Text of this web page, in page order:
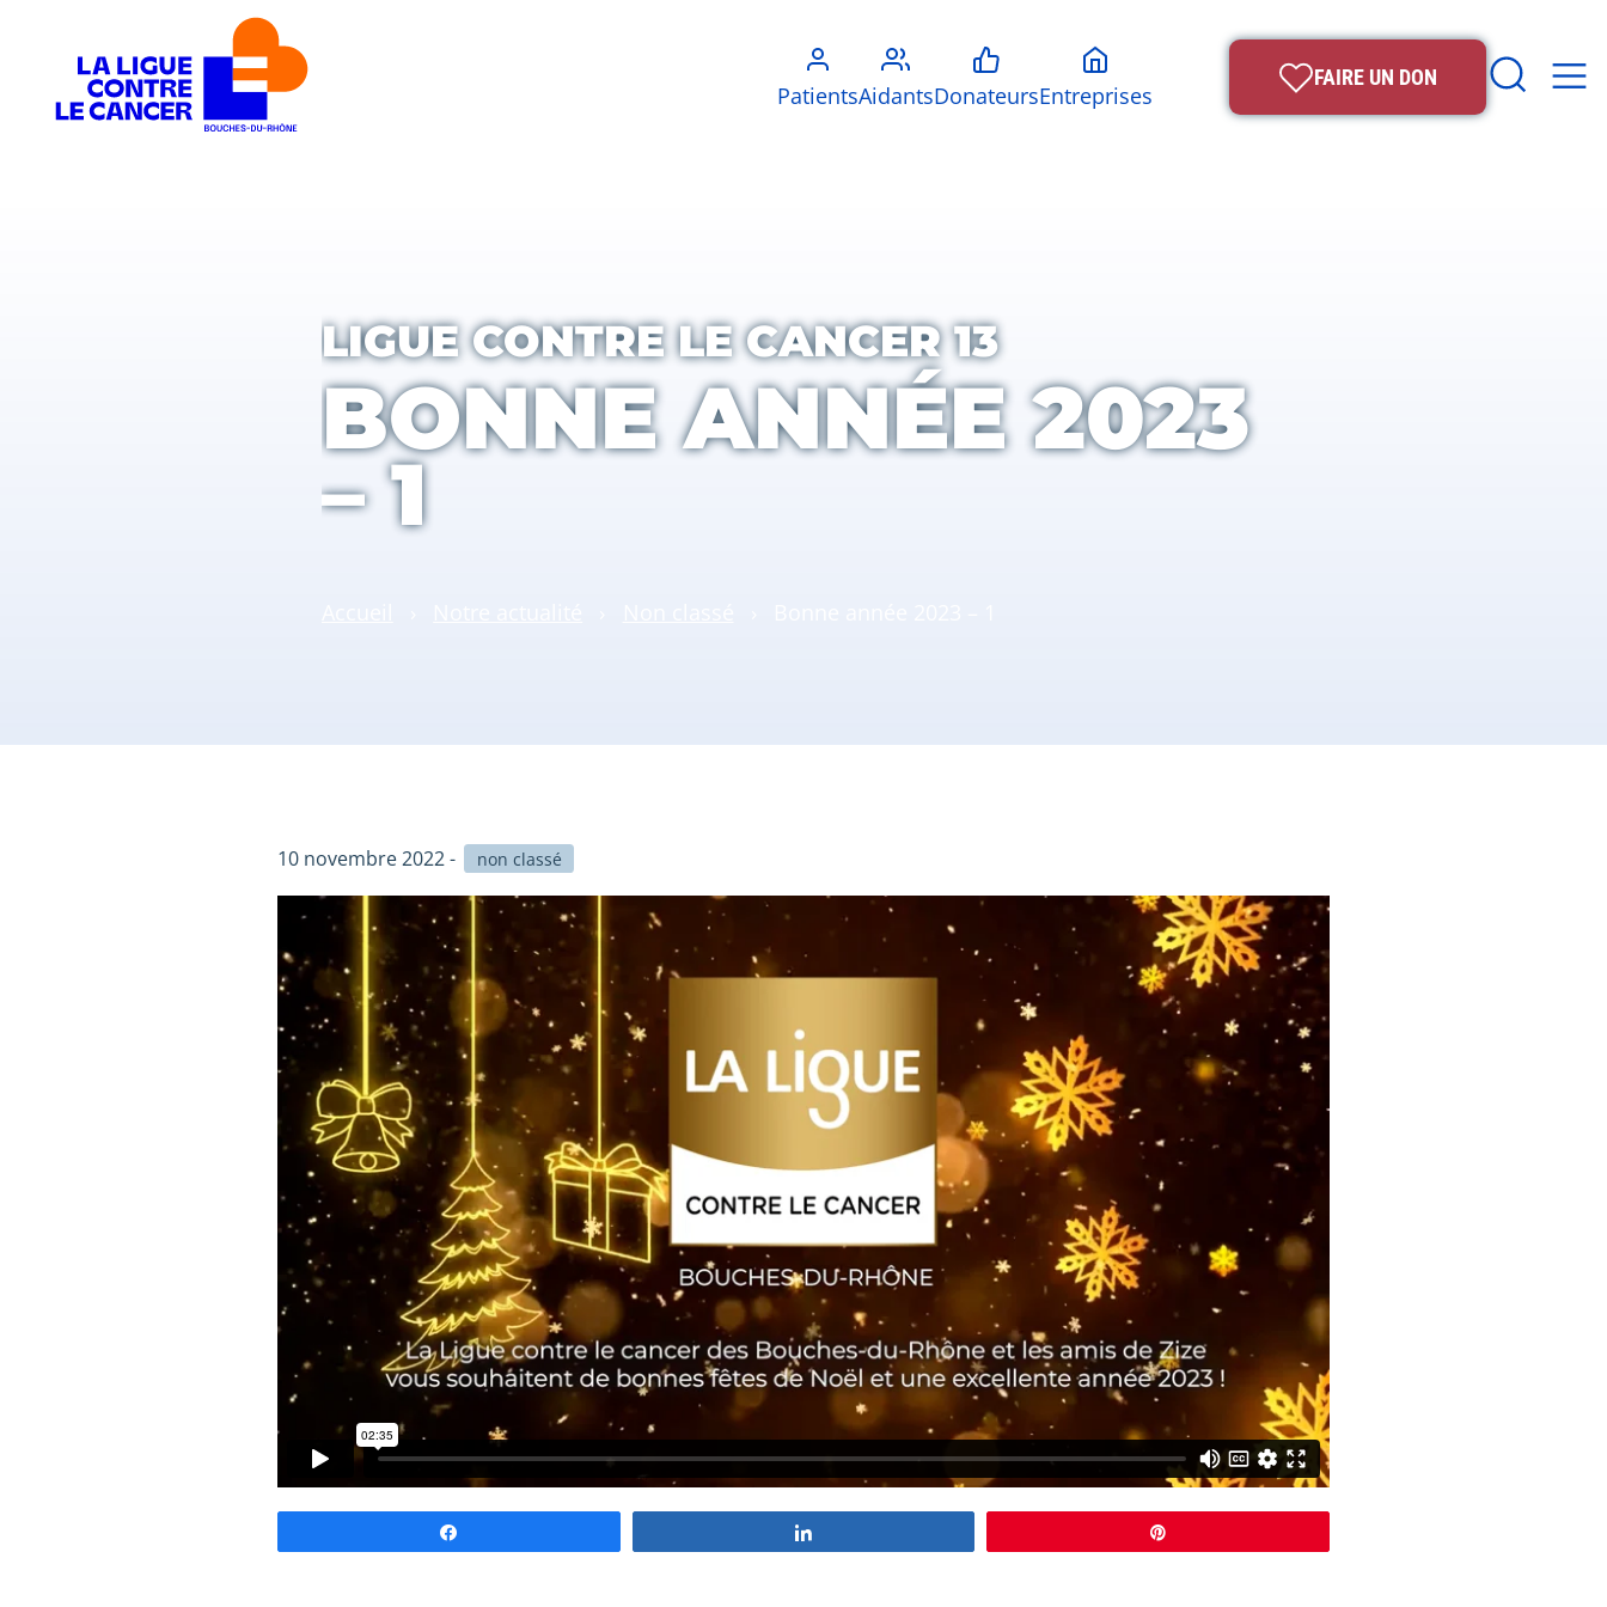
PatientsAidantsDonateursEntreprises
FAIRE UN DON
LIGUE CONTRE LE CANCER 13
BONNE ANNÉE 2023
– 1
10 novembre 2022 - non classé